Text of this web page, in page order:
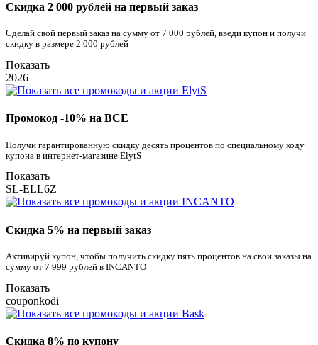
Скидка 2 000 рублей на первый заказ
Сделай свой первый заказ на сумму от 7 000 рублей, введи купон и получи
скидку в размере 2 000 рублей
Показать
2026
Промокод -10% на ВСЕ
Получи гарантированную скидку десять процентов по специальному коду
купона в интернет-магазине ElytS
Показать
SL-ELL6Z
Скидка 5% на первый заказ
Активируй купон, чтобы получить скидку пять процентов на свои заказы на
сумму от 7 999 рублей в INCANTO
Показать
couponkodi
Скидка 8% по купону